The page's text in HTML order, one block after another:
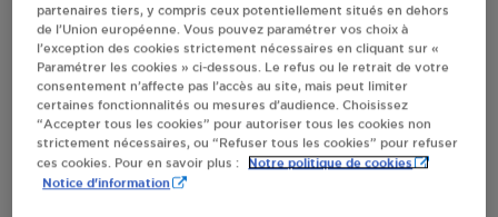
RECEVOIR LES COORDONNÉES DU REVENDEUR
En cliquant sur « S’y rendre », j’autorise le traitement
d’informations (dont mon adresse IP) et leur transfert hors UE
par Google Maps afin d’afficher la carte.
En savoir plus
partenaires tiers, y compris ceux potentiellement situés en dehors
de l’Union européenne. Vous pouvez paramétrer vos choix à
l’exception des cookies strictement nécessaires en cliquant sur «
Paramétrer les cookies » ci-dessous. Le refus ou le retrait de votre
consentement n’affecte pas l’accès au site, mais peut limiter
certaines fonctionnalités ou mesures d’audience. Choisissez
“Accepter tous les cookies” pour autoriser tous les cookies non
strictement nécessaires, ou “Refuser tous les cookies” pour refuser
ces cookies. Pour en savoir plus :
Notre politique de cookies
Notice d'information